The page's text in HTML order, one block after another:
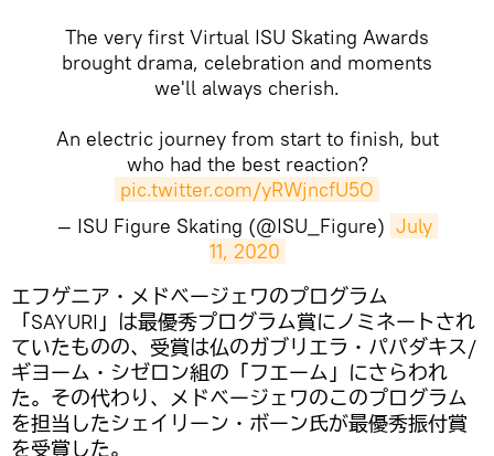
The very first Virtual ISU Skating Awards
brought drama, celebration and moments
we'll always cherish.
An electric journey from start to finish, but
who had the best reaction?
pic.twitter.com/yRWjncfU5O
— ISU Figure Skating (@ISU_Figure) July
11, 2020
エフゲニア・メドベージェワのプログラム
「SAYURI」は最優秀プログラム賞にノミネートされ
ていたものの、受賞は仏のガブリエラ・パパダキス/
ギヨーム・シゼロン組の「フエーム」にさらわれ
た。その代わり、メドベージェワのこのプログラム
を担当したシェイリーン・ボーン氏が最優秀振付賞
を受賞した。